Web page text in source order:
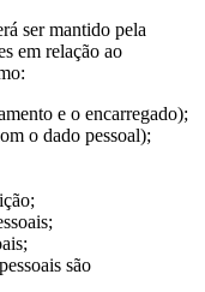
ser mantido pela
em relação ao
e o encarregado);
o dado pessoal);
são